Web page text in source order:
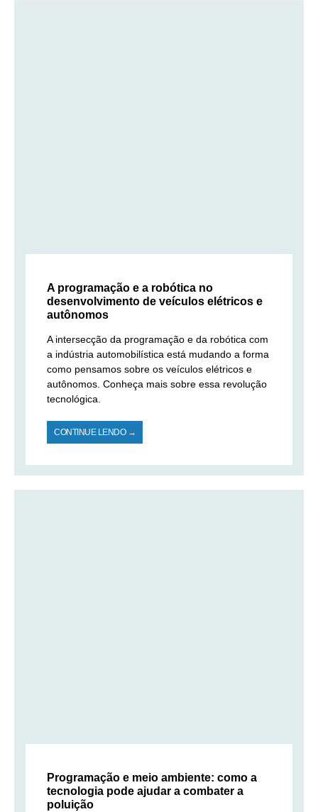
A programação e a robótica no
desenvolvimento de veículos elétricos e
autônomos
A intersecção da programação e da robótica com
a indústria automobilística está mudando a forma
como pensamos sobre os veículos elétricos e
autônomos. Conheça mais sobre essa revolução
tecnológica.
CONTINUE LENDO →
Programação e meio ambiente: como a
tecnologia pode ajudar a combater a
poluição